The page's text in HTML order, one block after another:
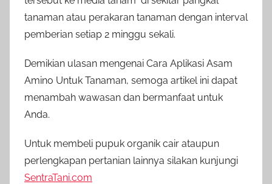
tanaman atau perakaran tanaman dengan interval
pemberian setiap 2 minggu sekali.
Demikian ulasan mengenai Cara Aplikasi Asam
Amino Untuk Tanaman, semoga artikel ini dapat
menambah wawasan dan bermanfaat untuk
Anda.
Untuk membeli pupuk organik cair ataupun
perlengkapan pertanian lainnya silakan kunjungi
SentraTani.com